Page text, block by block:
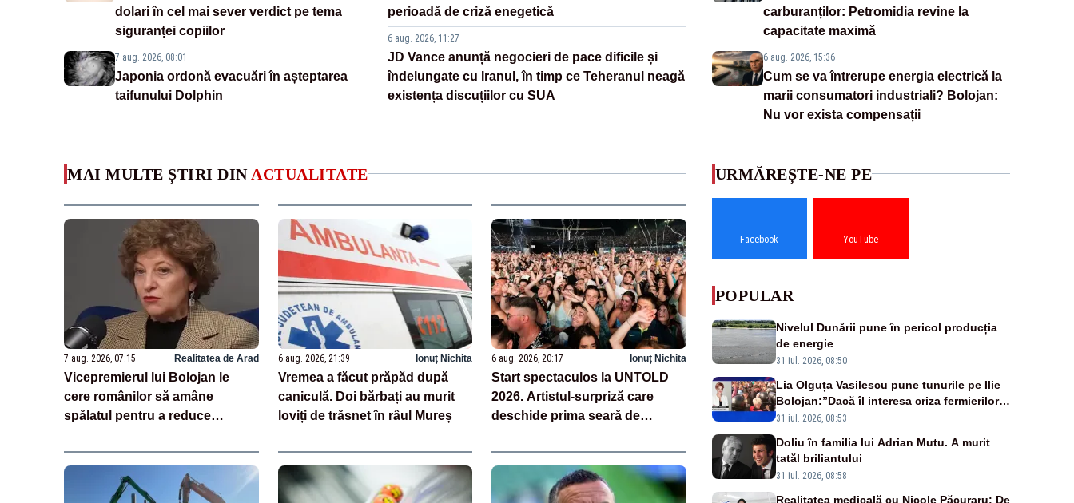
dolari în cel mai sever verdict pe tema
siguranței copiilor
7 aug. 2026, 08:01
Japonia ordonă evacuări în așteptarea
taifunului Dolphin
perioadă de criză enegetică
6 aug. 2026, 11:27
JD Vance anunță negocieri de pace dificile și
îndelungate cu Iranul, în timp ce Teheranul neagă
existența discuțiilor cu SUA
carburanților: Petromidia revine la
capacitate maximă
6 aug. 2026, 15:36
Cum se va întrerupe energia electrică la
marii consumatori industriali? Bolojan:
Nu vor exista compensații
MAI MULTE ȘTIRI DIN ACTUALITATE
7 aug. 2026, 07:15 Realitatea de Arad
Vicepremierul lui Bolojan le
cere românilor să amâne
spălatul pentru a reduce
6 aug. 2026, 21:39 Ionuț Nichita
Vremea a făcut prăpăd după
caniculă. Doi bărbați au murit
loviți de trăsnet în râul Mureș
6 aug. 2026, 20:17 Ionuț Nichita
Start spectaculos la UNTOLD
2026. Artistul-surpriză care
deschide prima seară de
URMĂREȘTE-NE PE
Facebook YouTube
POPULAR
Nivelul Dunării pune în pericol producția
de energie
31 iul. 2026, 08:50
Lia Olguța Vasilescu pune tunurile pe Ilie
Bolojan:”Dacă îl interesa criza fermierilor
pleca din funcție”
31 iul. 2026, 08:53
Doliu în familia lui Adrian Mutu. A murit
tatăl briliantului
31 iul. 2026, 08:58
Realitatea medicală cu Nicole Păcuraru: De